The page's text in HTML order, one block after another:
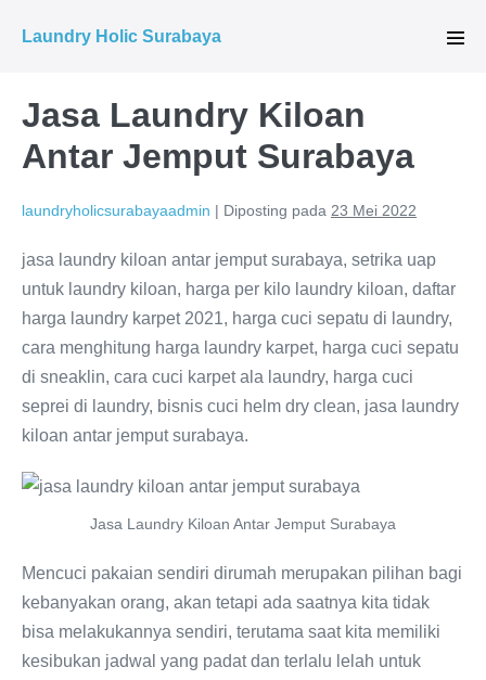
Laundry Holic Surabaya
Jasa Laundry Kiloan
Antar Jemput Surabaya
laundryholicsurabayaadmin | Diposting pada 23 Mei 2022
jasa laundry kiloan antar jemput surabaya, setrika uap
untuk laundry kiloan, harga per kilo laundry kiloan, daftar
harga laundry karpet 2021, harga cuci sepatu di laundry,
cara menghitung harga laundry karpet, harga cuci sepatu
di sneaklin, cara cuci karpet ala laundry, harga cuci
seprei di laundry, bisnis cuci helm dry clean, jasa laundry
kiloan antar jemput surabaya.
Jasa Laundry Kiloan Antar Jemput Surabaya
Mencuci pakaian sendiri dirumah merupakan pilihan bagi
kebanyakan orang, akan tetapi ada saatnya kita tidak
bisa melakukannya sendiri, terutama saat kita memiliki
kesibukan jadwal yang padat dan terlalu lelah untuk